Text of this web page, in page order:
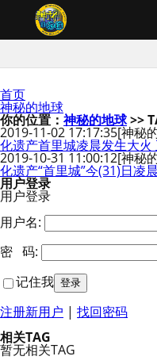
首页
神秘的地球
你的位置：神秘的地球>>
2019-11-02 17:17:35[神秘
化遗产首里城凌晨发生大
2019-10-31 11:00:12[神秘
化遗产“首里城”今(31)日凌
用户登录
用户登录
用户名:
密 码:
记住我
注册新用户 | 找回密码
相关TAG
暂无相关TAG